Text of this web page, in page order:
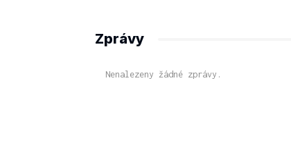
Zprávy
Nenalezeny žádné zprávy.